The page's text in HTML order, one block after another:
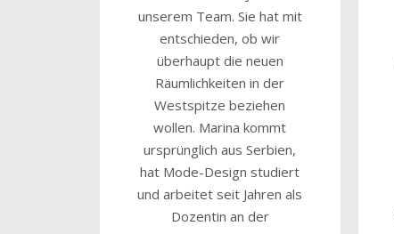
unserem Team. Sie hat mit
entschieden, ob wir
überhaupt die neuen
Räumlichkeiten in der
Westspitze beziehen
wollen. Marina kommt
ursprünglich aus Serbien,
hat Mode-Design studiert
und arbeitet seit Jahren als
Dozentin an der